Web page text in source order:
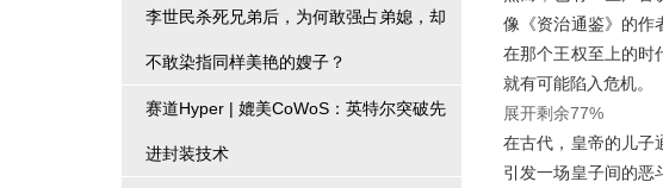
李世民杀死兄弟后，为何敢强占弟媳，却
不敢染指同样美艳的嫂子？
赛道Hyper | 媲美CoWoS：英特尔突破先
进封装技术
像《资治通鉴》的作
在那个王权至上的时
就有可能陷入危机。
展开剩余77%
在古代，皇帝的儿子
引发一场皇子间的恶